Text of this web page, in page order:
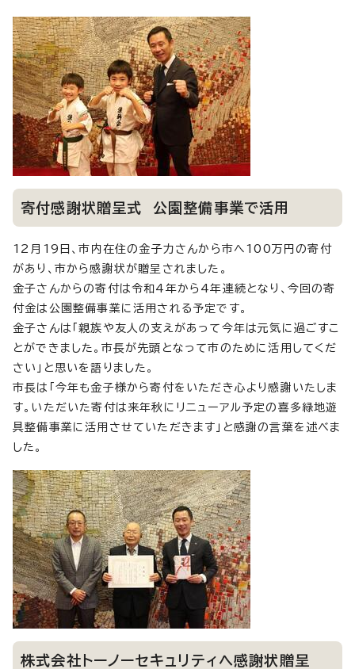
寄付感謝状贈呈式 公園整備事業で活用
12月19日、市内在住の金子力さんから市へ100万円の寄付
があり、市から感謝状が贈呈されました。
金子さんからの寄付は令和4年から4年連続となり、今回の寄
付金は公園整備事業に活用される予定です。
金子さんは「親族や友人の支えがあって今年は元気に過ごすこ
とができました。市長が先頭となって市のために活用してくだ
さい」と思いを語りました。
市長は「今年も金子様から寄付をいただき心より感謝いたしま
す。いただいた寄付は来年秋にリニューアル予定の喜多緑地遊
具整備事業に活用させていただきます」と感謝の言葉を述べま
した。
株式会社トーノーセキュリティへ感謝状贈呈